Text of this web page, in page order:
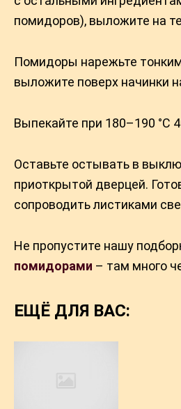
помидоров), выложите на
Помидоры нарежьте
выложите поверх начинки
Выпекайте при 180–190 °C
Оставьте остывать в
приоткрытой дверцей.
сопроводить листиками
Не пропустите нашу
помидорами – там много
ЕЩЁ ДЛЯ ВАС: